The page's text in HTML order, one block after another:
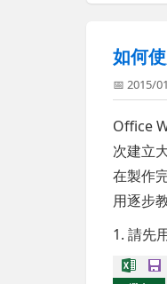
如何
📅 2015/
Office
次建立
在製作
用逐步
1. 請先